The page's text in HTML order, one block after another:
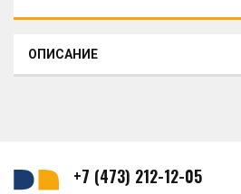
ОПИСАНИЕ
+7 (473) 212-12-05